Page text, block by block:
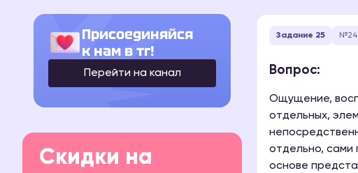
Присоединяйся
к нам в тг!
Перейти на канал
Задание 25
Вопрос:
Ощущение,
отдельных,
отдельно, сами
основе
Скидки на